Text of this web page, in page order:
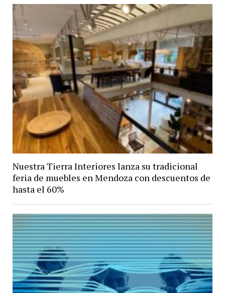
Nuestra Tierra Interiores lanza su tradicional
feria de muebles en Mendoza con descuentos de
hasta el 60%